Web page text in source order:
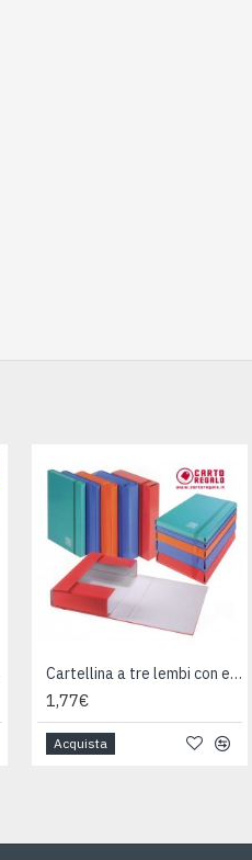
Cartellina a tre lembi con elastico
1,77€
Acquista